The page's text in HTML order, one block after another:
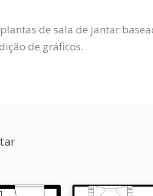
de sala de jantar
de gráficos.